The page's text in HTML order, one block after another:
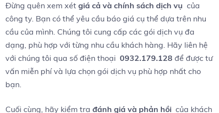
Đừng quên ​xem‍ xétgiá cả và chính sách dịch vụ ​ của
công ty. Bạn có thể yêu cầu báo‌ giá cụ‍ thể dựa trên nhu
⁤cầu ​của mình. Chúng tôi cung⁤ cấp các gói​ dịch ⁢vụ đa
dạng, phù hợp với từng nhu cầu khách ‍hàng. ⁢Hãy ⁢liên hệ‍
với chúng⁤ tôi qua số điện thoại ​0932.179.128 ⁤để được tư
vấn miễn phí và‍ lựa‌ chọn gói dịch vụ phù​ hợp nhất ‌cho
bạn.
Cuối cùng, hãy⁤ kiểm⁢ trađánh giá⁢ và ‌phản hồi ⁢ của khách